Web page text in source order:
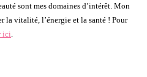
sont mes domaines d’intérêt. Mon
la vitalité, l’énergie et la santé ! Pour
ici.